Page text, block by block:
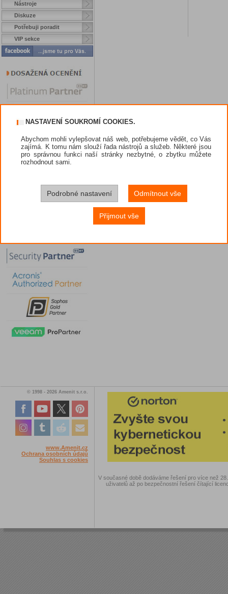
Nástroje
Diskuze
Potřebuji poradit
VIP sekce
© 1998 - 2026 Amenit s.r.o.
www.Amenit.cz
Ochrana osobních údajů
Souhlas s cookies
V současné době dodáváme řešení pro více než
uživatelů až po bezpečnostní řešení čítající
NASTAVENÍ SOUKROMÍ COOKIES.
Abychom mohli vylepšovat náš web, potřebujeme vědět, co Vás
zajímá. K tomu nám slouží řada nástrojů a služeb. Některé jsou
pro správnou funkci naší stránky nezbytné, o zbytku můžete
rozhodnout sami.
Podrobné nastavení Odmítnout vše
Přijmout vše